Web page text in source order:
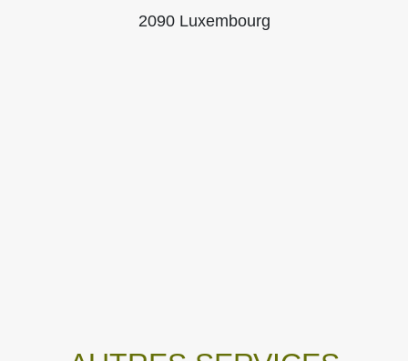
2090 Luxembourg